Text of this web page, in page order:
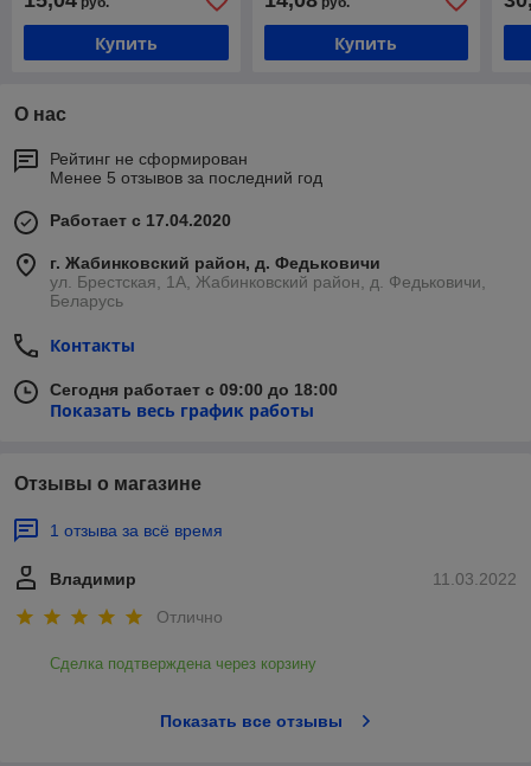
Купить Купить
О нас
Рейтинг не сформирован
Менее 5 отзывов за последний год
Работает с 17.04.2020
г. Жабинковский район, д. Федьковичи
ул. Брестская, 1А, Жабинковский район, д. Федьковичи,
Беларусь
Контакты
Сегодня работает с 09:00 до 18:00
Показать весь график работы
Отзывы о магазине
1 отзыва за всё время
11.03.2022
Владимир
Отлично
Сделка подтверждена через корзину
Показать все отзывы